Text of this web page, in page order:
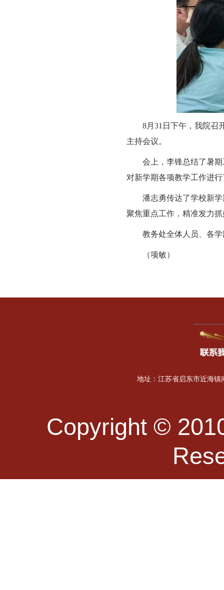
8月31日下午，我院
主持会议。
会上，李锋总结了暑
对新学期各项教学工作进
潘志勇传达了学校新
聚焦重点工作，精准发力
教务处全体人员、各
（项敏）
地址：江苏省启东市近海
Copyright ©